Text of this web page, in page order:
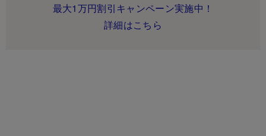
最大1万円割引キャンペーン実施中！
詳細はこちら